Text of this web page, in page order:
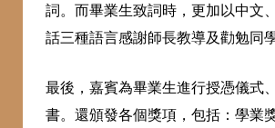
詞。而畢業生致詞時，更加以中文
話三種語言感謝師長教導及勸勉同
最後，嘉賓為畢業生進行授憑儀式
書。還頒發各個獎項，包括：學業